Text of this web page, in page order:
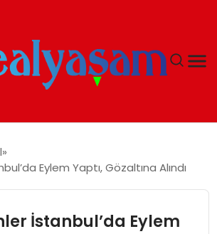
Eylem Yaptı, Gözaltına Alındı
İstanbul’da Eylem